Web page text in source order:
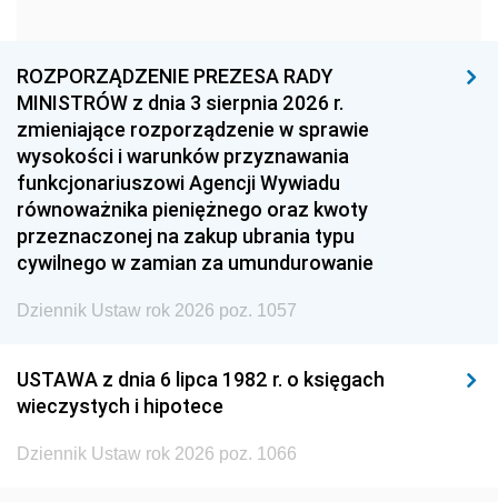
1957 1956
1954 1953
1951 1950
1948 1947
1945 1944 1939
1938 1937 1936
1935 1934
1929 1928 1927
ROZPORZĄDZENIE PREZESA RADY
MINISTRÓW z dnia 3 sierpnia 2026 r.
zmieniające rozporządzenie w sprawie
wysokości i warunków przyznawania
funkcjonariuszowi Agencji Wywiadu
równoważnika pieniężnego oraz kwoty
przeznaczonej na zakup ubrania typu
cywilnego w zamian za umundurowanie
Dziennik Ustaw rok 2026 poz. 1057
USTAWA z dnia 6 lipca 1982 r. o księgach
wieczystych i hipotece
Dziennik Ustaw rok 2026 poz. 1066